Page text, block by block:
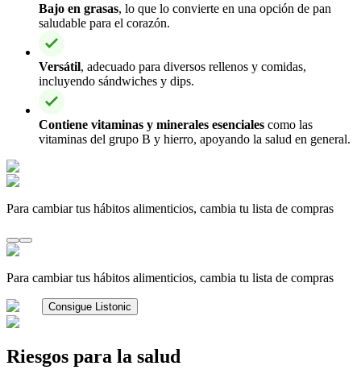
Bajo en grasas, lo que lo convierte en una opción de pan
saludable para el corazón.
Versátil, adecuado para diversos rellenos y comidas,
incluyendo sándwiches y dips.
Contiene vitaminas y minerales esenciales como las
vitaminas del grupo B y hierro, apoyando la salud en general.
Para cambiar tus hábitos alimenticios, cambia tu lista de compras
Para cambiar tus hábitos alimenticios, cambia tu lista de compras
Consigue Listonic
Riesgos para la salud